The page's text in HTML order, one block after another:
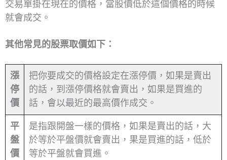
交易單掛在現在的價格，當股價低於這個價格的時候
就會成交。
其他常見的股票取價如下：
漲
停
價
把你要成交的價格設定在漲停價，如果是賣出
的話，到漲停價格就會賣出，如果是買進的
話，會以最近的最高價作成交。
平
盤
價
是指跟開盤一樣的價格，如果是賣出的話，大
於等於平盤價就會賣出，果是買進的話，低於
等於平盤就會買進。